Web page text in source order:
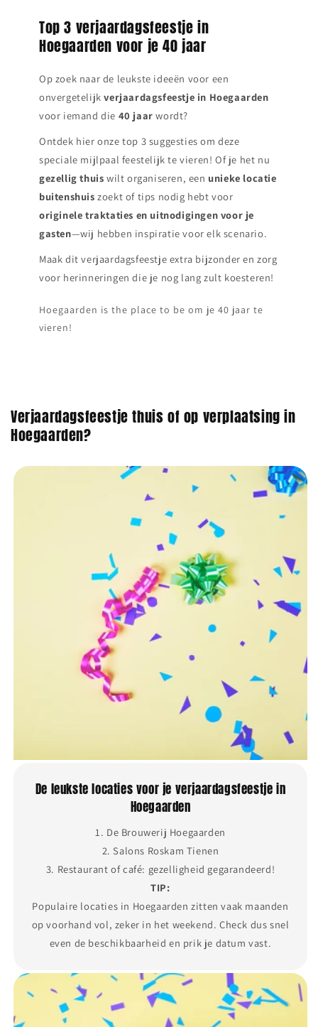
Top 3 verjaardagsfeestje in
Hoegaarden voor je 40 jaar
Op zoek naar de leukste ideeën voor een
onvergetelijkverjaardagsfeestje in Hoegaarden
voor iemand die 40 jaar wordt?
Ontdek hier onze top 3 suggesties om deze
speciale mijlpaal feestelijk te vieren! Of je het nu
gezellig thuis wilt organiseren, een unieke locatie
buitenshuis zoekt of tips nodig hebt voor
originele traktaties en uitnodigingen voor je
gasten—wij hebben inspiratie voor elk scenario.
Maak dit verjaardagsfeestje extra bijzonder en zorg
voor herinneringen die je nog lang zult koesteren!
Hoegaarden is the place to be om je 40 jaar te
vieren!
Verjaardagsfeestje thuis of op verplaatsing in
Hoegaarden?
De leukste locaties voor je verjaardagsfeestje in
Hoegaarden
1. De Brouwerij Hoegaarden
2. Salons Roskam Tienen
3. Restaurant of café: gezelligheid gegarandeerd!
TIP:
Populaire locaties in Hoegaarden zitten vaak maanden
op voorhand vol, zeker in het weekend. Check dus snel
even de beschikbaarheid en prik je datum vast.